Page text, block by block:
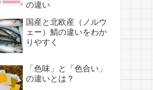
の違い
国産と北欧産（ノルウ
ェー）鯖の違いをわか
りやすく
「色味」と「色合い」
の違いとは？